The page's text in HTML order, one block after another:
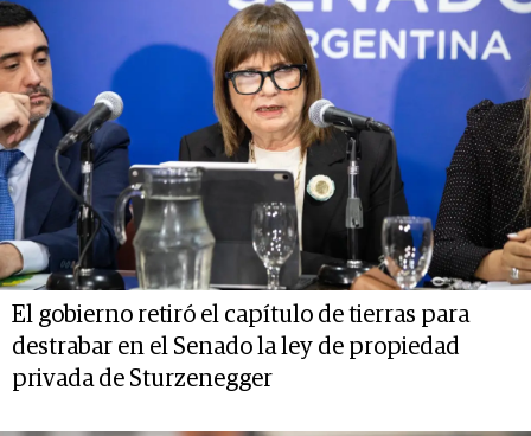
El gobierno retiró el capítulo de tierras para
destrabar en el Senado la ley de propiedad
privada de Sturzenegger